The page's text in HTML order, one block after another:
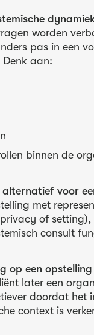
worden
pas in een
Denk aan:
binnen de
voor
met
of setting),
consult
op een opstelling
later een
doordat het
context is